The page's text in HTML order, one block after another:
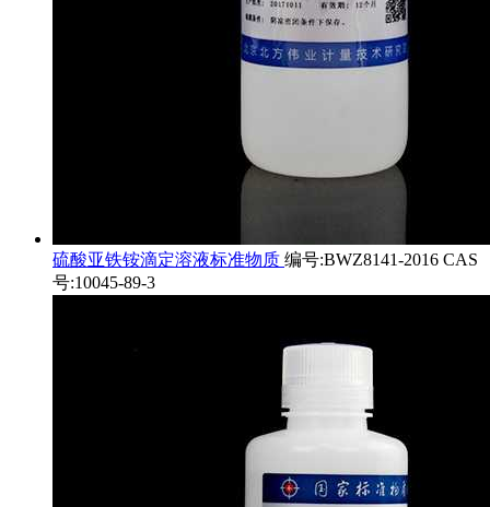
硫酸亚铁铵滴定溶液标准物质 编号:BWZ8141-2016 CAS
号:10045-89-3